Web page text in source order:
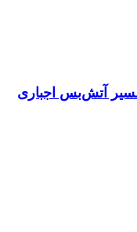
آتش‌بس اجباری